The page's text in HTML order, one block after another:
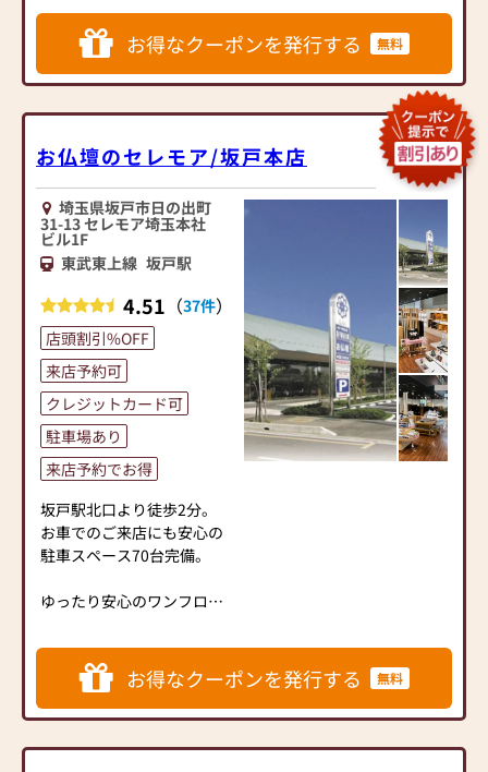
す。
※但し見積もり前のみ有効
となりますので、必ずご来
店時にお伝えください。
以外のお仏壇に対しても常
に限界価格で対応しており
ます。
国産、海外に関係なく、常
に質の良いA級品のお仏壇を
随時展示しております。
んで決めるのでわなく色々
回ってからお仏壇をお決め
になる方が増えてまいりま
した。
商品の質と価格には自信を
持っておりますので、ぜひ
一度、お客様ご自身の眼で
手でご覧になっていただけ
お仏壇専門店だからこそ
の、接客、対応、サービ
ス、アフターケアも自信が
お仏壇とは、お客様のご自
の意味でのお付き合いと思
っておりますので、
どうぞ、お仏壇の山下をよ
ろしくお願いいたします。
お得なクーポンを発行する 無料
お仏壇のセレモア/坂戸本店
埼玉県坂戸市日の出町
31-13 セレモア埼玉本社
ビル1F
東武東上線 坂戸駅
4.51 （37件）
店頭割引%OFF
来店予約可
クレジットカード可
駐車場あり
来店予約でお得
坂戸駅北口より徒歩2分。
お車でのご来店にも安心の
駐車スペース70台完備。
ゆったり安心のワンフロ
200坪の広々とした店内はバ
リアフリーで通路幅も広
く、ゆったりとご覧いただ
ます。陽の光が差し込む明
お得なクーポンを発行する 無料